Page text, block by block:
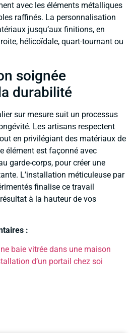
avec les éléments métalliques
raffinés. La personnalisation
jusqu’aux finitions, en
hélicoïdale, quart-tournant ou
soignée
durabilité
sur mesure suit un processus
Les artisans respectent
en privilégiant des matériaux de
élément est façonné avec
garde-corps, pour créer une
L’installation méticuleuse par
finalise ce travail
à la hauteur de vos
:
baie vitrée dans une maison
d’un portail chez soi